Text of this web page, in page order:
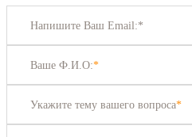
Напишите Ваш Email:*
Ваше Ф.И.О:*
Укажите тему вашего вопроса*